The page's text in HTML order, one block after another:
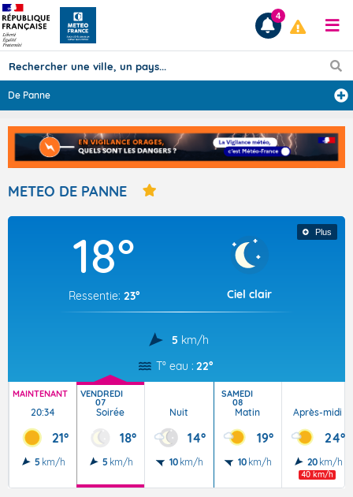
Prévisions
TOUS LES RÉSULTATS
Articles
4
De Panne
METEO DE PANNE
Plus
18°
Ressentie: 23° Ciel clair
5 km/h
T° eau : 22°
MAINTENANT
20:34
21°
5 km/h
VENDREDI
07
Soirée
18°
5 km/h
Nuit
14°
10 km/h
SAMEDI
08
Matin
19°
10 km/h
Après-midi
24°
20 km/h
40 km/h